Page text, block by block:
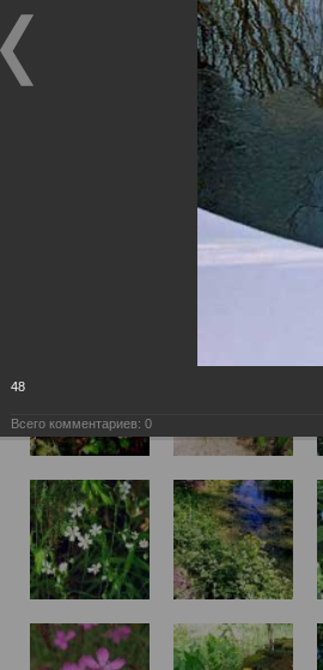
48
Всего комментариев: 0